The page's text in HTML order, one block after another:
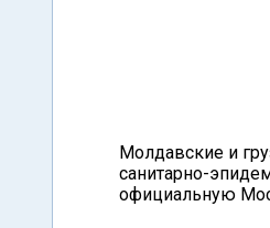
Молдавские и
санитарно-
официальную